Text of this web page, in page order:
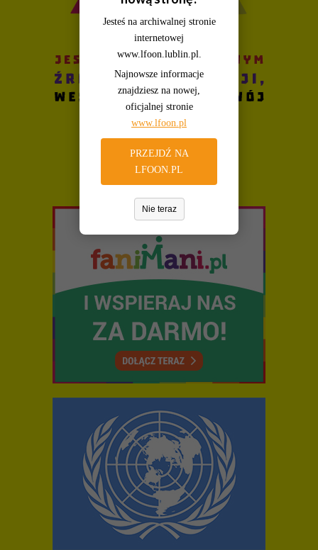
WIĘCEJ O: PROGRAMY DZIAŁANIA
Podstawą gospodarki finansowej Fundacji PCJ Otwarte Źródła
są roczne plany finansowe przedkładane do uchwalenia Radzie
przez Zarząd Fundacji. W tym dziale udostępniane są plany
i sprawozdania finansowe Fundacji.
W tym dziale zgromadzone są dokumenty sprawozdawcze
Fundacji - roczne sprawozdania merytoryczne oraz raporty
z realizacji programów i projektów. Aby zapoznać się
z udostępnionymi w BIP dokumentami, należy skorzystać
z odsyłaczy poniżej. Aby przeglądać inne działy BIP, prosimy
wybrać odpowiednie łącze z bocznego menu.
WIĘCEJ O: SPRAWOZDANIA I RAPORTY
Jesteś na archiwalnej stronie
internetowej
www.lfoon.lublin.pl.
Najnowsze informacje
znajdziesz na nowej,
oficjalnej stronie
www.lfoon.pl
PRZEJDŹ NA
LFOON.PL
Nie teraz